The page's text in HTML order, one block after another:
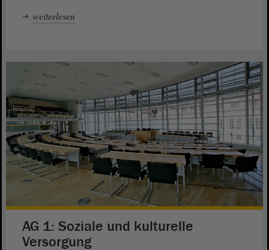
weiterlesen
AG 1: Soziale und kulturelle
Versorgung